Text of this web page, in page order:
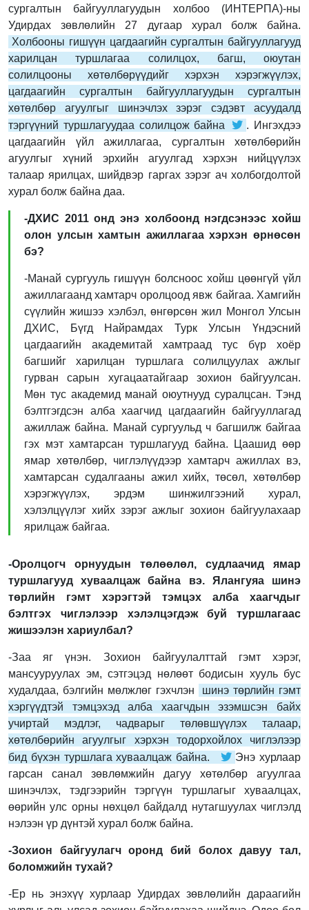
сургалтын байгууллагуудын холбоо (ИНТЕРПА)-ны
Удирдах зөвлөлийн 27 дугаар хурал болж байна.
Холбооны гишүүн цагдаагийн сургалтын байгууллагууд
харилцан туршлагаа солилцох, багш, оюутан
солилцооны хөтөлбөрүүдийг хэрхэн хэрэгжүүлэх,
цагдаагийн сургалтын байгууллагуудын сургалтын
хөтөлбөр агуулгыг шинэчлэх зэрэг сэдэвт асуудалд
тэргүүний туршлагуудаа солилцож байна
. Ингэхдээ
цагдаагийн үйл ажиллагаа, сургалтын хөтөлбөрийн
агуулгыг хүний эрхийн агуулгад хэрхэн нийцүүлэх
талаар ярилцах, шийдвэр гаргах зэрэг ач холбогдолтой
хурал болж байна даа.
-ДХИС 2011 онд энэ холбоонд нэгдсэнээс хойш
олон улсын хамтын ажиллагаа хэрхэн өрнөсөн
бэ?
-Манай сургууль гишүүн болсноос хойш цөөнгүй үйл
ажиллагаанд хамтарч оролцоод явж байгаа. Хамгийн
сүүлийн жишээ хэлбэл, өнгөрсөн жил Монгол Улсын
ДХИС, Бүгд Найрамдах Турк Улсын Үндэсний
цагдаагийн академитай хамтраад тус бүр хоёр
багшийг харилцан туршлага солилцуулах ажлыг
гурван сарын хугацаатайгаар зохион байгуулсан.
Мөн тус академид манай оюутнууд суралцсан. Тэнд
бэлтгэгдсэн алба хаагчид цагдаагийн байгууллагад
ажиллаж байна. Манай сургуульд ч багшилж байгаа
гэх мэт хамтарсан туршлагууд байна. Цаашид өөр
ямар хөтөлбөр, чиглэлүүдээр хамтарч ажиллах вэ,
хамтарсан судалгааны ажил хийх, төсөл, хөтөлбөр
хэрэгжүүлэх, эрдэм шинжилгээний хурал,
хэлэлцүүлэг хийх зэрэг ажлыг зохион байгуулахаар
ярилцаж байгаа.
-Оролцогч орнуудын төлөөлөл, судлаачид ямар
туршлагууд хуваалцаж байна вэ. Ялангуяа шинэ
төрлийн гэмт хэрэгтэй тэмцэх алба хаагчдыг
бэлтгэх чиглэлээр хэлэлцэгдэж буй туршлагаас
жишээлэн хариулбал?
-Заа яг үнэн. Зохион байгуулалттай гэмт хэрэг,
мансууруулах эм, сэтгэцэд нөлөөт бодисын хууль бус
худалдаа, бэлгийн мөлжлөг гэхчлэн
шинэ төрлийн гэмт
хэргүүдтэй тэмцэхэд алба хаагчдын эзэмшсэн байх
учиртай мэдлэг, чадварыг төлөвшүүлэх талаар,
хөтөлбөрийн агуулгыг хэрхэн тодорхойлох чиглэлээр
бид бүхэн туршлага хуваалцаж байна.
Энэ хурлаар
гарсан санал зөвлөмжийн дагуу хөтөлбөр агуулгаа
шинэчлэх, тэдгээрийн тэргүүн туршлагыг хуваалцах,
өөрийн улс орны нөхцөл байдалд нутагшуулах чиглэлд
нэлээн үр дүнтэй хурал болж байна.
-Зохион байгуулагч оронд бий болох давуу тал,
боломжийн тухай?
-Ер нь энэхүү хурлаар Удирдах зөвлөлийн дараагийн